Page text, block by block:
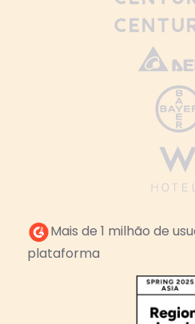
Mais de 1 milhão de
plataforma